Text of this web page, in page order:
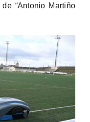
“Antonio Martiño